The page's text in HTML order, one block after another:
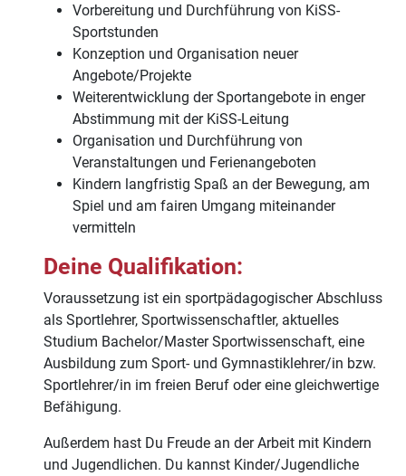
Vorbereitung und Durchführung von KiSS-
Sportstunden
Konzeption und Organisation neuer
Angebote/Projekte
Weiterentwicklung der Sportangebote in enger
Abstimmung mit der KiSS-Leitung
Organisation und Durchführung von
Veranstaltungen und Ferienangeboten
Kindern langfristig Spaß an der Bewegung, am
Spiel und am fairen Umgang miteinander
vermitteln
Deine Qualifikation:
Voraussetzung ist ein sportpädagogischer Abschluss
als Sportlehrer, Sportwissenschaftler, aktuelles
Studium Bachelor/Master Sportwissenschaft, eine
Ausbildung zum Sport- und Gymnastiklehrer/in bzw.
Sportlehrer/in im freien Beruf oder eine gleichwertige
Befähigung.
Außerdem hast Du Freude an der Arbeit mit Kindern
und Jugendlichen. Du kannst Kinder/Jugendliche